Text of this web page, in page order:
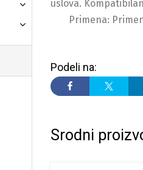
uslova.
Primena:
Podeli na:
Srodni